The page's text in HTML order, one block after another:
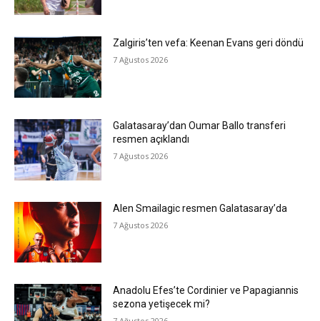
Zalgiris’ten vefa: Keenan Evans geri döndü
7 Ağustos 2026
Galatasaray’dan Oumar Ballo transferi
resmen açıklandı
7 Ağustos 2026
Alen Smailagic resmen Galatasaray’da
7 Ağustos 2026
Anadolu Efes’te Cordinier ve Papagiannis
sezona yetişecek mi?